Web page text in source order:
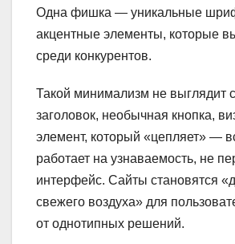
Одна фишка — уникальные
акцентные элементы, которые
среди конкурентов.
Такой минимализм не выглядит
заголовок, необычная кнопка,
элемент, который «цепляет» —
работает на узнаваемость, не
интерфейс. Сайты становятся
свежего воздуха» для
от однотипных решений.